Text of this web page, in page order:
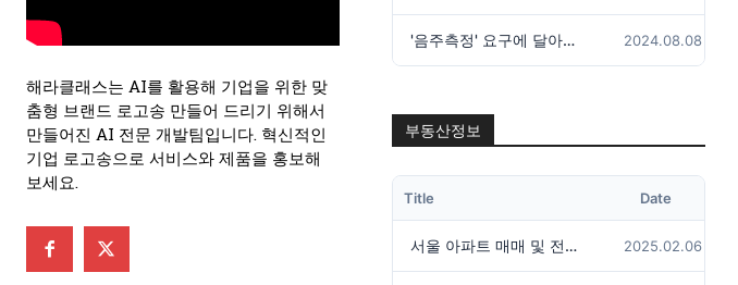
해라클래스는 AI를 활용해 기업을 위한 맞
춤형 브랜드 로고송 만들어 드리기 위해서
만들어진 AI 전문 개발팀입니다. 혁신적인
기업 로고송으로 서비스와 제품을 홍보해
보세요.
'음주측정' 요구에 달아나더니 결국..결혼 앞둔 30대 미화원 참변, 운전자는 채혈거부 2024.08.08
부동산정보
Title Date
서울 아파트 매매 및 전세 시장 동향 2025.02.06